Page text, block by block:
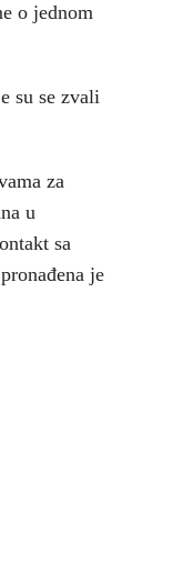
o jednom
su se zvali
za
u
sa
je